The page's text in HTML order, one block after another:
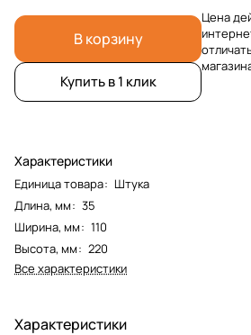
В корзину
Купить в 1 клик
Характеристики
Единица товара: Штука
Длина, мм: 35
Ширина, мм: 110
Высота, мм: 220
Все характеристики
Цена
Характеристики